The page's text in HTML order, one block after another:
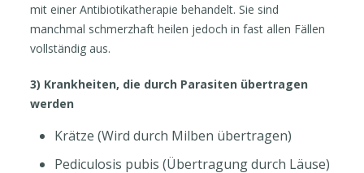
mit einer Antibiotikatherapie behandelt. Sie sind
manchmal schmerzhaft heilen jedoch in fast allen Fällen
vollständig aus.
3) Krankheiten, die durch Parasiten übertragen
werden
Krätze (Wird durch Milben übertragen)
Pediculosis pubis (Übertragung durch Läuse)